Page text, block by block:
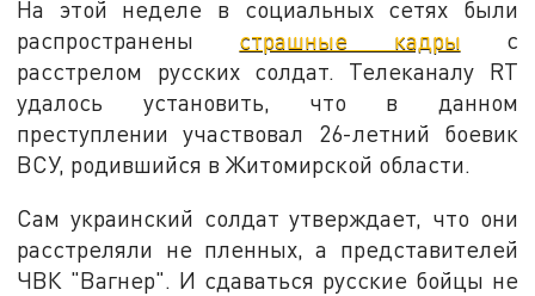
На этой неделе в социальных сетях были
распространены страшные кадры с
расстрелом русских солдат. Телеканалу RT
удалось установить, что в данном
преступлении участвовал 26-летний боевик
ВСУ, родившийся в Житомирской области.
Сам украинский солдат утверждает, что они
расстреляли не пленных, а представителей
ЧВК "Вагнер". И сдаваться русские бойцы не